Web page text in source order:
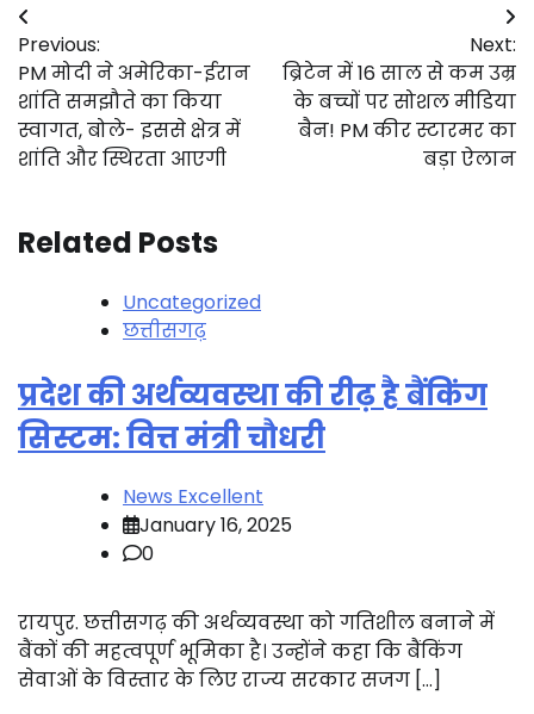
Post
navigation
Previous:
PM मोदी ने अमेरिका-ईरान
शांति समझौते का किया
स्वागत, बोले- इससे क्षेत्र में
शांति और स्थिरता आएगी
Next:
ब्रिटेन में 16 साल से कम उम्र
के बच्चों पर सोशल मीडिया
बैन! PM कीर स्टारमर का
बड़ा ऐलान
Related Posts
Uncategorized
छत्तीसगढ़
प्रदेश की अर्थव्यवस्था की रीढ़ है बैंकिंग
सिस्टम: वित्त मंत्री चौधरी
News Excellent
January 16, 2025
0
रायपुर. छत्तीसगढ़ की अर्थव्यवस्था को गतिशील बनाने में
बैंकों की महत्वपूर्ण भूमिका है। उन्होंने कहा कि बैंकिंग
सेवाओं के विस्तार के लिए राज्य सरकार सजग […]